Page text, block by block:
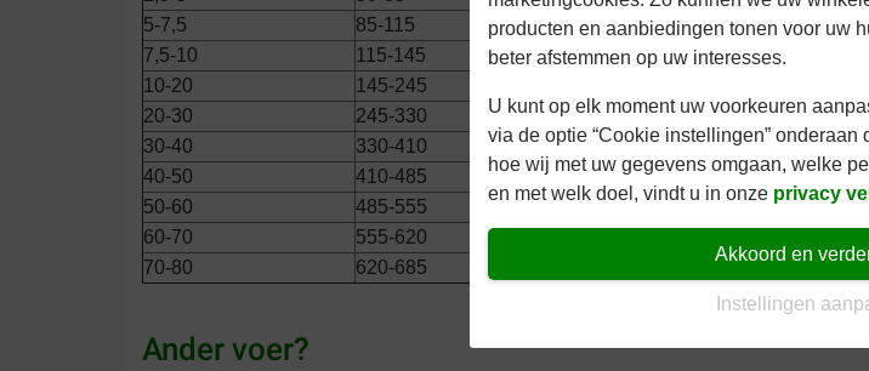
producten en aanbiedingen tonen voor uw
beter afstemmen op uw interesses.
U kunt op elk moment uw voorkeuren
via de optie “Cookie instellingen”
hoe wij met uw gegevens omgaan, welke
en met welk doel, vindt u in onze privacy
Akkoord en
Instellingen
5-7,5
85-115
100-135
7,5-10
115-145
135-165
10-20
145-245
20-30
245-330
280-380
30-40
330-410
380-470
40-50
410-485
470-560
50-60
485-555
560-640
60-70
555-620
70-80
620-685 720-795
Ander voer?